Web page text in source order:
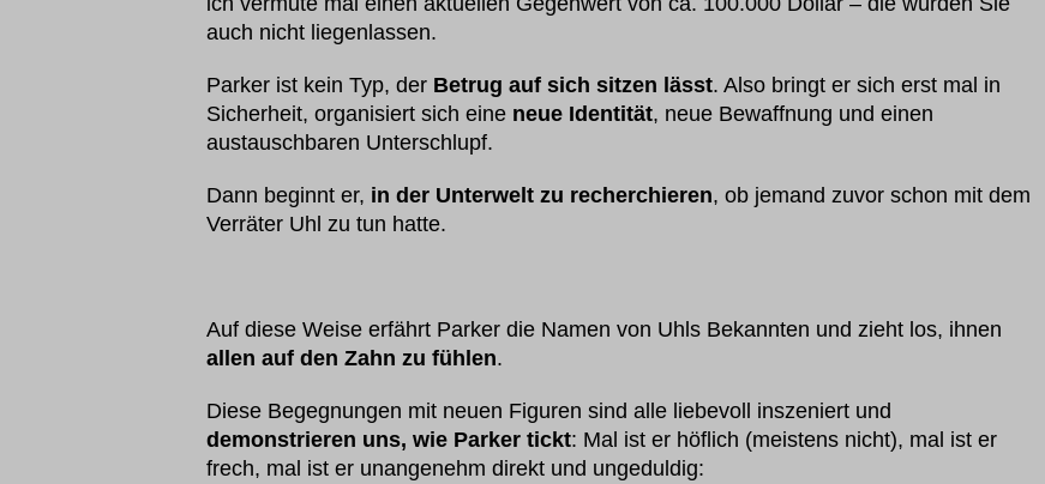
auch nicht liegenlassen.
Parker ist kein Typ, der Betrug auf sich sitzen lässt. Also bringt er sich erst mal in
Sicherheit, organisiert sich eine neue Identität, neue Bewaffnung und einen
austauschbaren Unterschlupf.
Dann beginnt er, in der Unterwelt zu recherchieren, ob jemand zuvor schon mit dem
Verräter Uhl zu tun hatte.
Auf diese Weise erfährt Parker die Namen von Uhls Bekannten und zieht los, ihnen
allen auf den Zahn zu fühlen.
Diese Begegnungen mit neuen Figuren sind alle liebevoll inszeniert und
demonstrieren uns, wie Parker tickt: Mal ist er höflich (meistens nicht), mal ist er
frech, mal ist er unangenehm direkt und ungeduldig: